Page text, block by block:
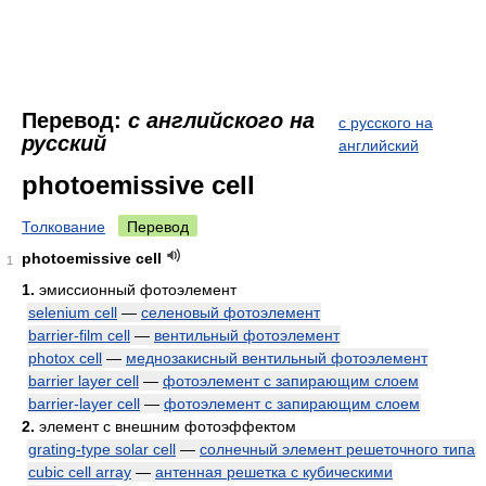
Перевод: с английского на
русский
с русского на
английский
photoemissive cell
Толкование Перевод
1
photoemissive cell
1. эмиссионный фотоэлемент
selenium cell — селеновый фотоэлемент
barrier-film cell — вентильный фотоэлемент
photox cell — меднозакисный вентильный фотоэлемент
barrier layer cell — фотоэлемент с запирающим слоем
barrier-layer cell — фотоэлемент с запирающим слоем
2. элемент с внешним фотоэффектом
grating-type solar cell — солнечный элемент решеточного типа
cubic cell array — антенная решетка с кубическими